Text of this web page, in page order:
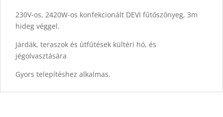
230V-os, 2420W-os konfekcionált DEVI fűtőszőnyeg, 3m
hideg véggel.
Járdák, teraszok és útfűtések kültéri hó, és
jégolvasztására
Gyors telepítéshez alkalmas.